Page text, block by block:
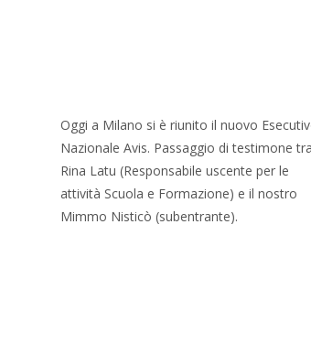
Oggi a Milano si è riunito il nuovo
Nazionale Avis. Passaggio di testimone tra
Rina Latu (Responsabile uscente per le
attività Scuola e Formazione) e il nostro
Mimmo Nisticò (subentrante).